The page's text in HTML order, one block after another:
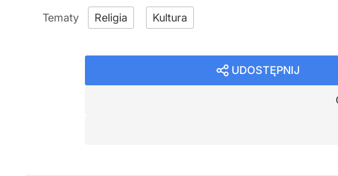
Religia Kultura
UDOSTĘPNIJ